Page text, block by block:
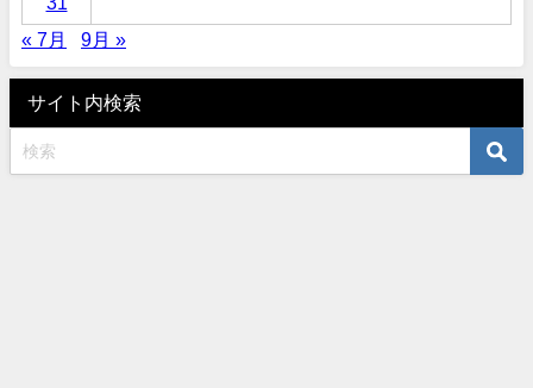
« 7月
9月 »
サイト内検索